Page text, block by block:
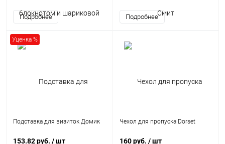
Уценка %
Подставка для визиток Домик
153.82 руб. / шт
Чехол для пропуска Dorset
160 руб. / шт